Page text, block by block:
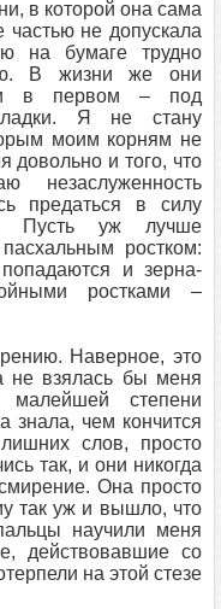
в которой она сама
не допускала
на бумаге трудно
В жизни же они
в первом – под
Я не стану
моим корням не
довольно и того, что
предаться в силу
Пусть уж лучше
ростком:
и зерна-
ростками –
Наверное, это
не взялась бы меня
степени
чем кончится
слов, просто
так, и они никогда
Она просто
так уж и вышло, что
научили меня
действовавшие со
на этой стезе